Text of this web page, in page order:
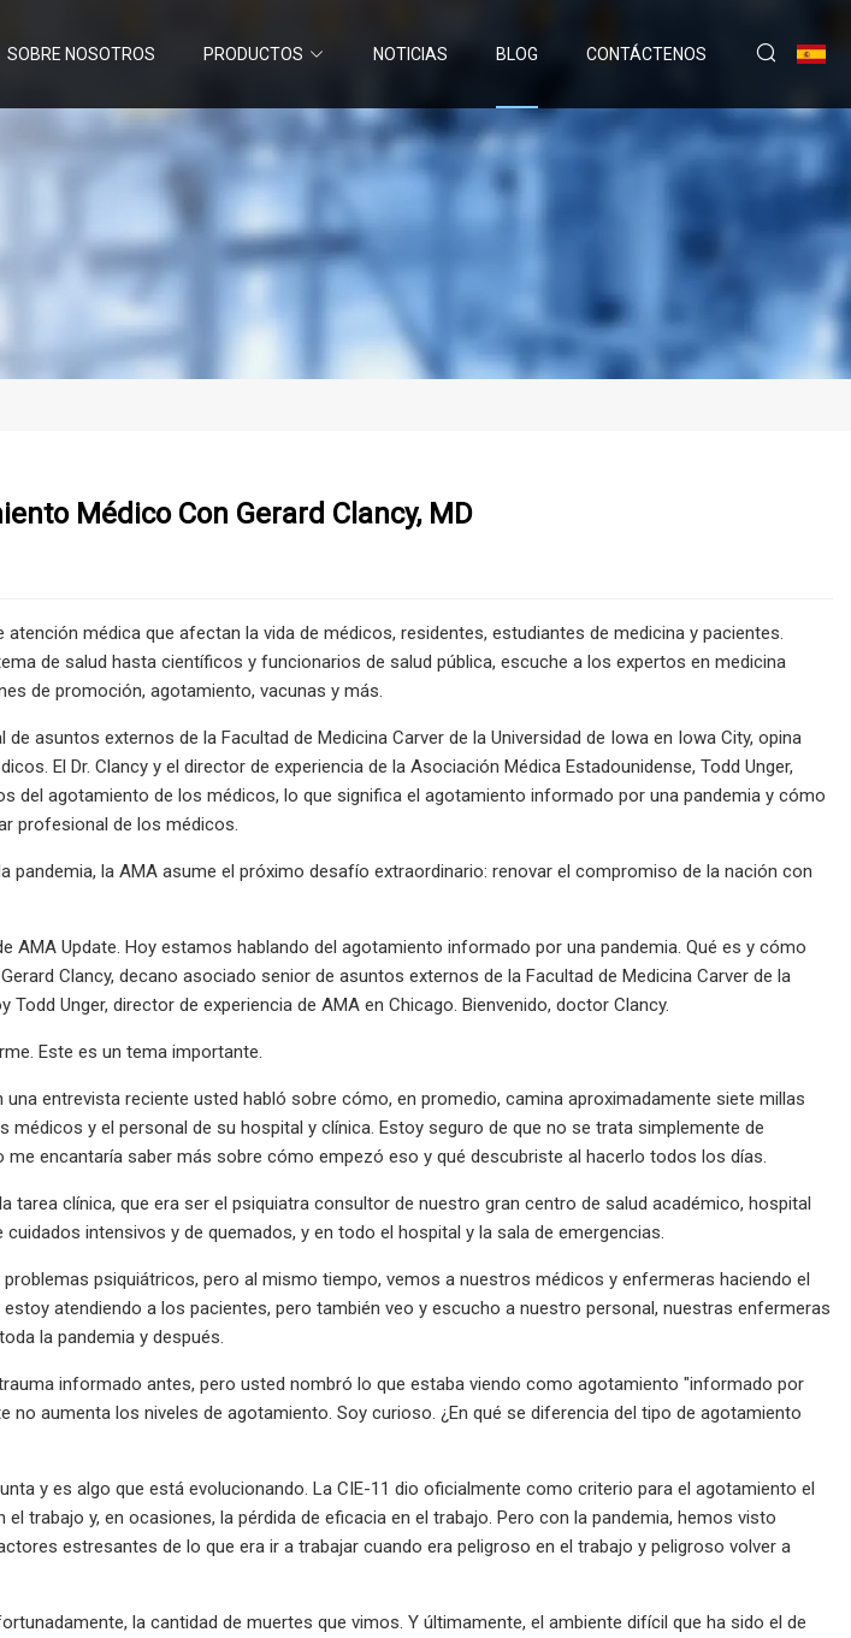
SOBRE NOSOTROS PRODUCTOS NOTICIAS BLOG CONTÁCTENOS
Médico Con Gerard Clancy, MD
médica que afectan la vida de médicos, residentes, estudiantes de medicina y pacientes.
de salud hasta científicos y funcionarios de salud pública, escuche a los expertos en medicina
de promoción, agotamiento, vacunas y más.
de asuntos externos de la Facultad de Medicina Carver de la Universidad de Iowa en Iowa City, opina
El Dr. Clancy y el director de experiencia de la Asociación Médica Estadounidense, Todd Unger,
del agotamiento de los médicos, lo que significa el agotamiento informado por una pandemia y cómo
profesional de los médicos.
pandemia, la AMA asume el próximo desafío extraordinario: renovar el compromiso de la nación con
AMA Update. Hoy estamos hablando del agotamiento informado por una pandemia. Qué es y cómo
Clancy, decano asociado senior de asuntos externos de la Facultad de Medicina Carver de la
Todd Unger, director de experiencia de AMA en Chicago. Bienvenido, doctor Clancy.
Este es un tema importante.
una entrevista reciente usted habló sobre cómo, en promedio, camina aproximadamente siete millas
y el personal de su hospital y clínica. Estoy seguro de que no se trata simplemente de
encantaría saber más sobre cómo empezó eso y qué descubriste al hacerlo todos los días.
tarea clínica, que era ser el psiquiatra consultor de nuestro gran centro de salud académico, hospital
intensivos y de quemados, y en todo el hospital y la sala de emergencias.
psiquiátricos, pero al mismo tiempo, vemos a nuestros médicos y enfermeras haciendo el
atendiendo a los pacientes, pero también veo y escucho a nuestro personal, nuestras enfermeras
la pandemia y después.
informado antes, pero usted nombró lo que estaba viendo como agotamiento "informado por
no aumenta los niveles de agotamiento. Soy curioso. ¿En qué se diferencia del tipo de agotamiento
y es algo que está evolucionando. La CIE-11 dio oficialmente como criterio para el agotamiento el
trabajo y, en ocasiones, la pérdida de eficacia en el trabajo. Pero con la pandemia, hemos visto
estresantes de lo que era ir a trabajar cuando era peligroso en el trabajo y peligroso volver a
la cantidad de muertes que vimos. Y últimamente, el ambiente difícil que ha sido el de